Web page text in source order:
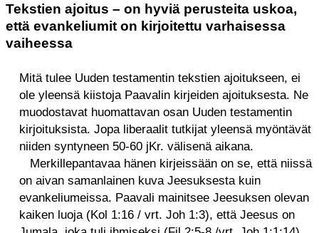
Tekstien ajoitus – on hyviä perusteita uskoa,
että evankeliumit on kirjoitettu varhaisessa
vaiheessa
Mitä tulee Uuden testamentin tekstien ajoitukseen, ei
ole yleensä kiistoja Paavalin kirjeiden ajoituksesta. Ne
muodostavat huomattavan osan Uuden testamentin
kirjoituksista. Jopa liberaalit tutkijat yleensä myöntävät
niiden syntyneen 50-60 jKr. välisenä aikana.
Merkillepantavaa hänen kirjeissään on se, että niissä
on aivan samanlainen kuva Jeesuksesta kuin
evankeliumeissa. Paavali mainitsee Jeesuksen olevan
kaiken luoja (Kol 1:16 / vrt. Joh 1:3), että Jeesus on